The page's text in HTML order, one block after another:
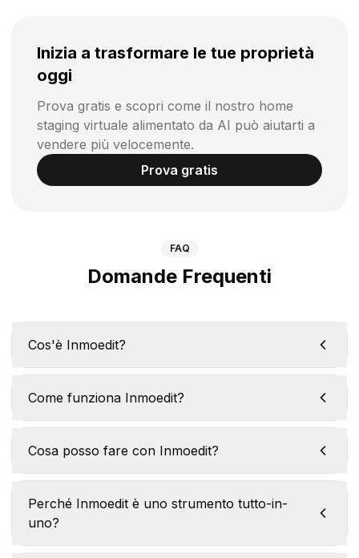
Inizia a trasformare le tue proprietà
oggi
Prova gratis e scopri come il nostro home
staging virtuale alimentato da AI può aiutarti a
vendere più velocemente.
Prova gratis
FAQ
Domande Frequenti
Cos'è Inmoedit?
Come funziona Inmoedit?
Cosa posso fare con Inmoedit?
Perché Inmoedit è uno strumento tutto-in-
uno?